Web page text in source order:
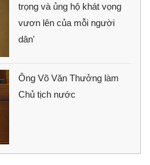
trọng và ủng hộ khát vọng
vươn lên của mỗi người
dân'
Ông Võ Văn Thưởng làm
Chủ tịch nước